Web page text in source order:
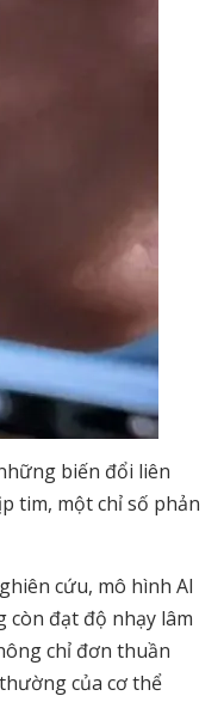
biến đổi liên
tim, một chỉ số phản
cứu, mô hình AI
còn đạt độ nhạy lâm
chỉ đơn thuần
của cơ thể